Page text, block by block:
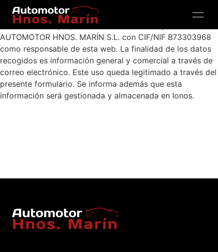
TRATAMIENTO RGPD
La información proporcionada será tratada por
AUTOMOTOR HNOS. MARÍN S.L. con CIF/NIF B73303968
como responsable de esta web. La finalidad de los datos
recogidos es información general y comercial a través de
correo electrónico. Este uso queda legitimado a través del
presente formulario. Se informa además que esta
información será gestionada y almacenada en Ionos.